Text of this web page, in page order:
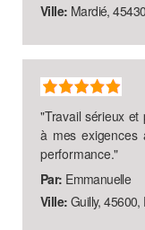
Ville: Mardié,
"Travail sérieux
à mes exigences
performance."
Par: Emmanuelle
Ville: Guilly, 45600,